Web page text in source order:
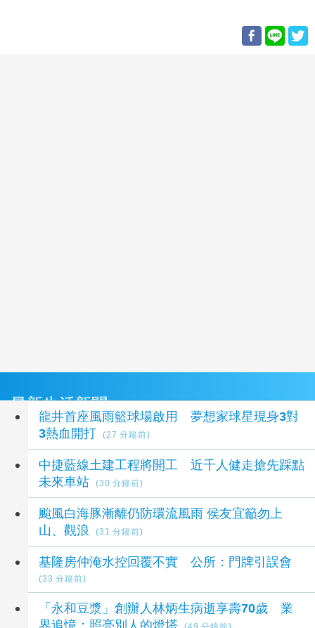
最新生活新聞
龍井首座風雨籃球場啟用 夢想家球星現身3對
3熱血開打
(27 分鐘前)
中捷藍線土建工程將開工 近千人健走搶先踩點
未來車站
(30 分鐘前)
颱風白海豚漸離仍防環流風雨 侯友宜籲勿上
山、觀浪
(31 分鐘前)
基隆房仲淹水控回覆不實 公所：門牌引誤會
(33 分鐘前)
「永和豆漿」創辦人林炳生病逝享壽70歲 業
界追憶：照亮別人的燈塔